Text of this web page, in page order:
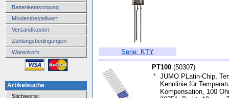
Batterieentsorgung
Mindestbestellwert
Versandkosten
Zahlungsbedingungen
Warenkorb
Artikelsuche
Stichworte:
Serie: KTY
PT100 (50307)
*
JUMO PLatin-Chip,
Kennlinie für
Kompensation, 100